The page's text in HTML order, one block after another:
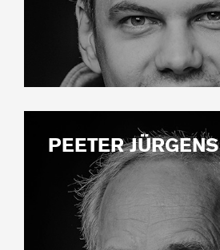
PEETER JÜRGENS